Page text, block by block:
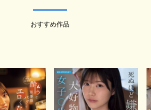
おすすめ作品